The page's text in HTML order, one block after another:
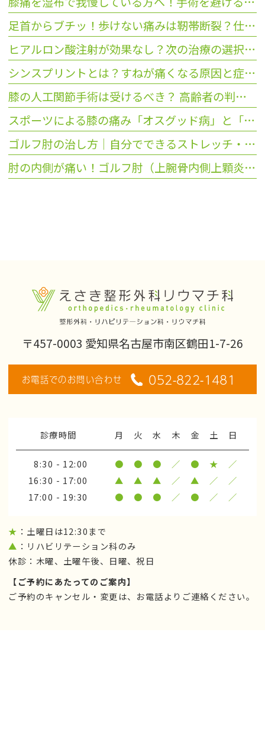
足首からブチッ！歩けない痛みは靭帯断裂？仕事休めない方の受診目安
ヒアルロン酸注射が効果なし？次の治療の選択肢3つと選び方を解説
シンスプリントとは？すねが痛くなる原因と症状を解説
膝の人工関節手術は受けるべき？ 高齢者の判断基準と治療の選択
スポーツによる膝の痛み「オスグッド病」と「ジャンパー膝」の違いは？
ゴルフ肘の治し方｜自分でできるストレッチ・テーピングから「PRP療法」まで
肘の内側が痛い！ゴルフ肘（上腕骨内側上顆炎）の原因と症状・セルフチェック
〒457-0003 愛知県名古屋市南区鶴田1-7-26
お電話でのお問い合わせ 052-822-1481
診療時間 月 火 水 木 金 土 日
8:30 - 12:00 ● ● ● ／ ● ★
／
16:30 - 17:00
▲ ▲ ▲ ／ ▲ ／
／
17:00 - 19:30
● ● ● ／ ● ／ ／
★ ：土曜日は12:30まで
▲ ：リハビリテーション科のみ
休診：木曜、土曜午後、日曜、祝日
【ご予約にあたってのご案内】
ご予約のキャンセル・変更は、お電話よりご連絡ください。